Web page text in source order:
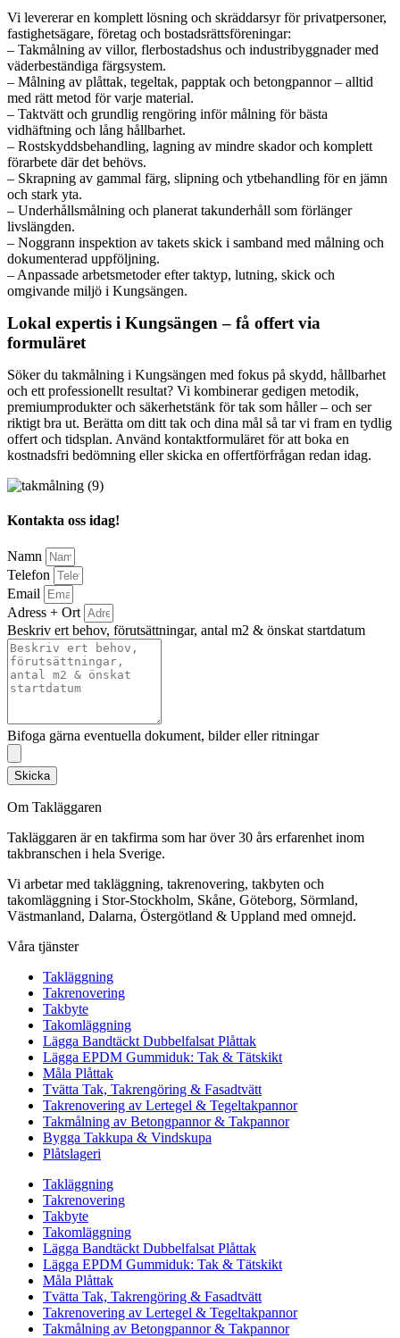
Vi levererar en komplett lösning och skräddarsyr för privatpersoner,
fastighetsägare, företag och bostadsrättsföreningar:
– Takmålning av villor, flerbostadshus och industribyggnader med
väderbeständiga färgsystem.
– Målning av plåttak, tegeltak, papptak och betongpannor – alltid
med rätt metod för varje material.
– Taktvätt och grundlig rengöring inför målning för bästa
vidhäftning och lång hållbarhet.
– Rostskyddsbehandling, lagning av mindre skador och komplett
förarbete där det behövs.
– Skrapning av gammal färg, slipning och ytbehandling för en jämn
och stark yta.
– Underhållsmålning och planerat takunderhåll som förlänger
livslängden.
– Noggrann inspektion av takets skick i samband med målning och
dokumenterad uppföljning.
– Anpassade arbetsmetoder efter taktyp, lutning, skick och
omgivande miljö i Kungsängen.
Lokal expertis i Kungsängen – få offert via
formuläret
Söker du takmålning i Kungsängen med fokus på skydd, hållbarhet
och ett professionellt resultat? Vi kombinerar gedigen metodik,
premiumprodukter och säkerhetstänk för tak som håller – och ser
riktigt bra ut. Berätta om ditt tak och dina mål så tar vi fram en tydlig
offert och tidsplan. Använd kontaktformuläret för att boka en
kostnadsfri bedömning eller skicka en offertförfrågan redan idag.
Kontakta oss idag!
Namn
Telefon
Email
Adress + Ort
Beskriv ert behov, förutsättningar, antal m2 & önskat startdatum
Bifoga gärna eventuella dokument, bilder eller ritningar
Skicka
Om Takläggaren
Takläggaren är en takfirma som har över 30 års erfarenhet inom
takbranschen i hela Sverige.
Vi arbetar med takläggning, takrenovering, takbyten och
takomläggning i Stor-Stockholm, Skåne, Göteborg, Sörmland,
Västmanland, Dalarna, Östergötland & Uppland med omnejd.
Våra tjänster
Takläggning
Takrenovering
Takbyte
Takomläggning
Lägga Bandtäckt Dubbelfalsat Plåttak
Lägga EPDM Gummiduk: Tak & Tätskikt
Måla Plåttak
Tvätta Tak, Takrengöring & Fasadtvätt
Takrenovering av Lertegel & Tegeltakpannor
Takmålning av Betongpannor & Takpannor
Bygga Takkupa & Vindskupa
Plåtslageri
Takläggning
Takrenovering
Takbyte
Takomläggning
Lägga Bandtäckt Dubbelfalsat Plåttak
Lägga EPDM Gummiduk: Tak & Tätskikt
Måla Plåttak
Tvätta Tak, Takrengöring & Fasadtvätt
Takrenovering av Lertegel & Tegeltakpannor
Takmålning av Betongpannor & Takpannor